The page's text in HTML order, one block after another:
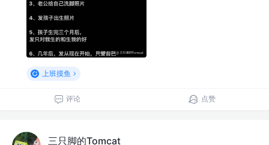
上班摸鱼
评论 点赞
三只脚的Tomcat